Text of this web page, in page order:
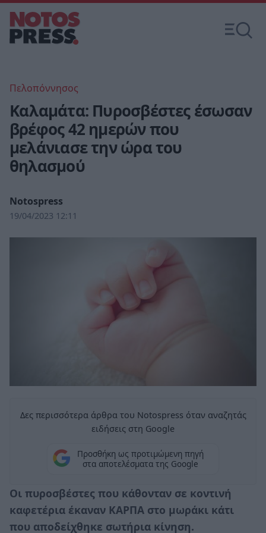
Πελοπόννησος
Καλαμάτα: Πυροσβέστες έσωσαν
βρέφος 42 ημερών που
μελάνιασε την ώρα του
θηλασμού
Notospress
19/04/2023 12:11
Δες περισσότερα άρθρα του Notospress όταν αναζητάς
ειδήσεις στη Google
Προσθήκη ως προτιμώμενη πηγή
στα αποτελέσματα της Google
Οι πυροσβέστες που κάθονταν σε κοντινή
καφετέρια έκαναν ΚΑΡΠΑ στο μωράκι κάτι
που αποδείχθηκε σωτήρια κίνηση.